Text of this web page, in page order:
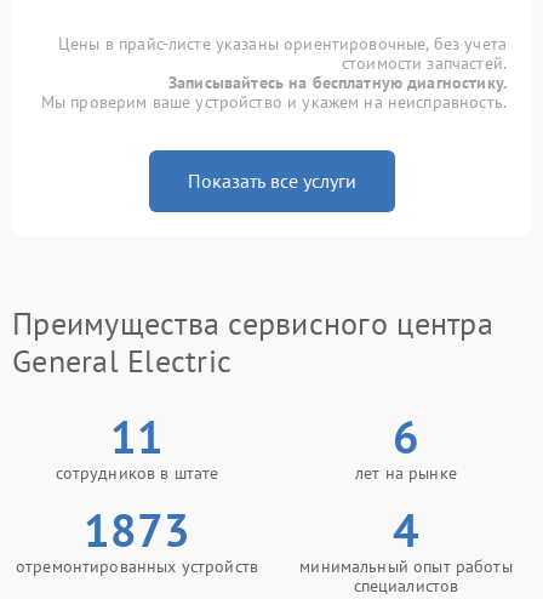
Цены в прайс-листе указаны ориентировочные, без учета
стоимости запчастей.
Записывайтесь на бесплатную диагностику.
Мы проверим ваше устройство и укажем на неисправность.
Показать все услуги
Преимущества сервисного центра
General Electric
11
сотрудников в штате
6
лет на рынке
1873
отремонтированных устройств
4
минимальный опыт работы
специалистов